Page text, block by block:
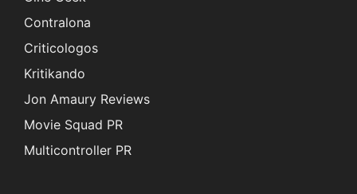
Contralona
Criticologos
Kritikando
Jon Amaury Reviews
Movie Squad PR
Multicontroller PR